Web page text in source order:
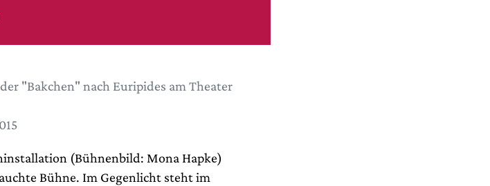
"Bakchen" nach Euripides am Theater
(Bühnenbild: Mona Hapke)
Bühne. Im Gegenlicht steht im